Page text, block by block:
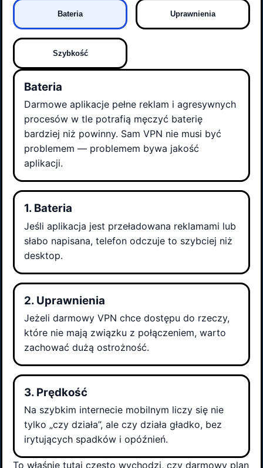
Bateria Uprawnienia
Szybkość
Bateria
Darmowe aplikacje pełne reklam i agresywnych
procesów w tle potrafią męczyć baterię
bardziej niż powinny. Sam VPN nie musi być
problemem — problemem bywa jakość
aplikacji.
1. Bateria
Jeśli aplikacja jest przeładowana reklamami lub
słabo napisana, telefon odczuje to szybciej niż
desktop.
2. Uprawnienia
Jeżeli darmowy VPN chce dostępu do rzeczy,
które nie mają związku z połączeniem, warto
zachować dużą ostrożność.
3. Prędkość
Na szybkim internecie mobilnym liczy się nie
tylko „czy działa”, ale czy działa gładko, bez
irytujących spadków i opóźnień.
To właśnie tutaj często wychodzi, czy darmowy plan